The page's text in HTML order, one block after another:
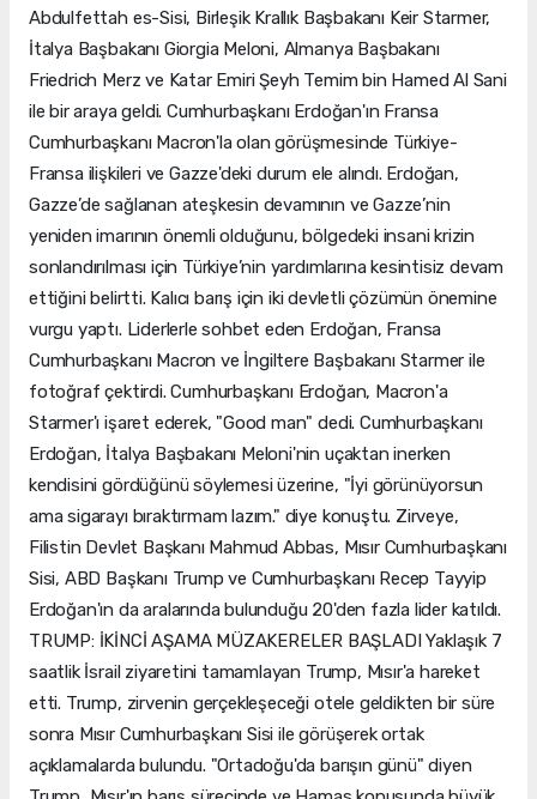
Abdulfettah es-Sisi, Birleşik Krallık Başbakanı Keir Starmer,
İtalya Başbakanı Giorgia Meloni, Almanya Başbakanı
Friedrich Merz ve Katar Emiri Şeyh Temim bin Hamed Al Sani
ile bir araya geldi. Cumhurbaşkanı Erdoğan'ın Fransa
Cumhurbaşkanı Macron'la olan görüşmesinde Türkiye-
Fransa ilişkileri ve Gazze'deki durum ele alındı. Erdoğan,
Gazze’de sağlanan ateşkesin devamının ve Gazze’nin
yeniden imarının önemli olduğunu, bölgedeki insani krizin
sonlandırılması için Türkiye’nin yardımlarına kesintisiz devam
ettiğini belirtti. Kalıcı barış için iki devletli çözümün önemine
vurgu yaptı. Liderlerle sohbet eden Erdoğan, Fransa
Cumhurbaşkanı Macron ve İngiltere Başbakanı Starmer ile
fotoğraf çektirdi. Cumhurbaşkanı Erdoğan, Macron'a
Starmer'ı işaret ederek, "Good man" dedi. Cumhurbaşkanı
Erdoğan, İtalya Başbakanı Meloni'nin uçaktan inerken
kendisini gördüğünü söylemesi üzerine, "İyi görünüyorsun
ama sigarayı bıraktırmam lazım." diye konuştu. Zirveye,
Filistin Devlet Başkanı Mahmud Abbas, Mısır Cumhurbaşkanı
Sisi, ABD Başkanı Trump ve Cumhurbaşkanı Recep Tayyip
Erdoğan'ın da aralarında bulunduğu 20'den fazla lider katıldı.
TRUMP: İKİNCİ AŞAMA MÜZAKERELER BAŞLADI Yaklaşık 7
saatlik İsrail ziyaretini tamamlayan Trump, Mısır'a hareket
etti. Trump, zirvenin gerçekleşeceği otele geldikten bir süre
sonra Mısır Cumhurbaşkanı Sisi ile görüşerek ortak
açıklamalarda bulundu. "Ortadoğu'da barışın günü" diyen